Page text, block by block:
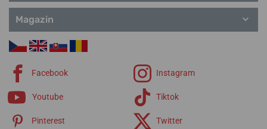
Magazin
Facebook Instagram
Youtube Tiktok
Pinterest Twitter